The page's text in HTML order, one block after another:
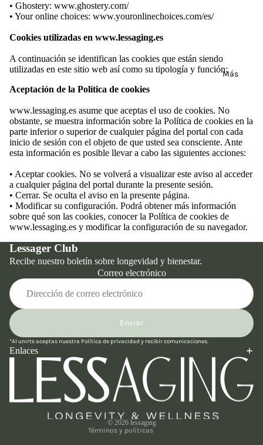
Más
• Ghostery: www.ghostery.com/
• Your online choices: www.youronlinechoices.com/es/
Cookies utilizadas en www.lessaging.es
A continuación se identifican las cookies que están siendo
utilizadas en este sitio web así como su tipología y función:
Aceptación de la Política de cookies
www.lessaging.es asume que aceptas el uso de cookies. No
obstante, se muestra información sobre la Política de cookies en la
parte inferior o superior de cualquier página del portal con cada
inicio de sesión con el objeto de que usted sea consciente. Ante
esta información es posible llevar a cabo las siguientes acciones:
• Aceptar cookies. No se volverá a visualizar este aviso al acceder
a cualquier página del portal durante la presente sesión.
• Cerrar. Se oculta el aviso en la presente página.
• Modificar su configuración. Podrá obtener más información
sobre qué son las cookies, conocer la Política de cookies de
www.lessaging.es y modificar la configuración de su navegador.
Lessager Club
Recibe nuestro boletín sobre longevidad y bienestar.
Correo electrónico
Enviar
*Al unirte aceptas nuestra Política de privacidad y recibir comunicaciones.
Enlaces
© 2026 lessaging
Términos y políticas
Política de privacidad
Términos del servicio
Política de envío
Información de contacto